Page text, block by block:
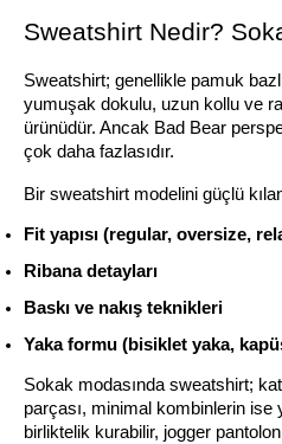
Sweatshirt Nedir?
Sweatshirt; genellikle pamuk
yumuşak dokulu, uzun kollu ve
ürünüdür. Ancak Bad Bear
çok daha fazlasıdır.
Bir sweatshirt modelini güçlü
Fit yapısı (regular, oversize,
Ribana detayları
Baskı ve nakış teknikleri
Yaka formu (bisiklet yaka,
Sokak modasında sweatshirt;
parçası, minimal kombinlerin ise
birliktelik kurabilir, jogger